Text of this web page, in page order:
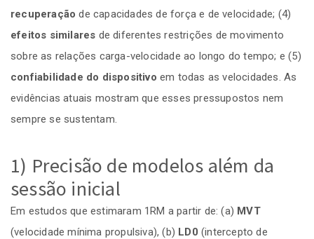
recuperação de capacidades de força e de velocidade; (4)
efeitos similares de diferentes restrições de movimento
sobre as relações carga-velocidade ao longo do tempo; e (5)
confiabilidade do dispositivo em todas as velocidades. As
evidências atuais mostram que esses pressupostos nem
sempre se sustentam.
1) Precisão de modelos além da
sessão inicial
Em estudos que estimaram 1RM a partir de: (a) MVT
(velocidade mínima propulsiva), (b) LD0 (intercepto de